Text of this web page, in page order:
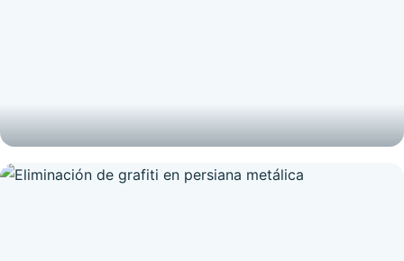
Limpieza de fachada en edificio de viviendas